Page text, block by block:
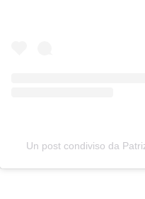
Un post condiviso da